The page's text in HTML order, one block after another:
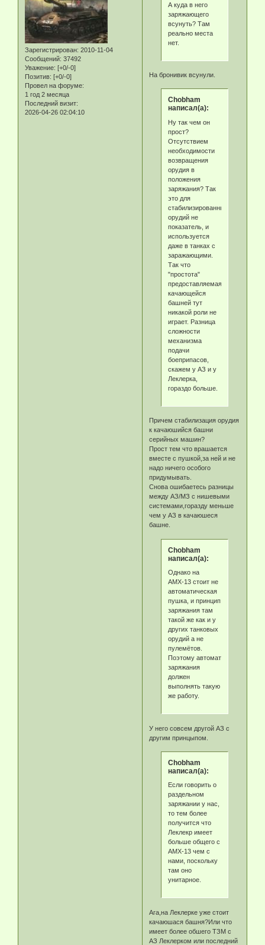
Зарегистрирован: 2010-11-04
Сообщений: 37492
Уважение: [+0/-0]
Позитив: [+0/-0]
Провел на форуме:
1 год 2 месяца
Последний визит:
2026-04-26 02:04:10
А куда в него
заряжающего
всунуть? Там
реально места
нет.
На бронивик всунули.
Chobham
написал(а):
Ну так чем он
прост?
Отсутствием
необходимости
возвращения
орудия в
положения
заряжания? Так
это для
стабилизированных
орудий не
показатель, и
используется
даже в танках с
заражающими.
Так что
"простота"
предоставляемая
качающейся
башней тут
никакой роли не
играет. Разница
сложности
механизма
подачи
боеприпасов,
скажем у АЗ и у
Леклерка,
гораздо больше.
Причем стабилизация орудия
к качаюшийся башни
серийных машин?
Прост тем что врашается
вместе с пушкой,за ней и не
надо ничего особого
придумывать.
Снова ошибаетесь разницы
между АЗ/МЗ с нишевыми
системами,горазду меньше
чем у АЗ в качаюшеся
башне.
Chobham
написал(а):
Однако на
АМХ-13 стоит не
автоматическая
пушка, и принцип
заряжания там
такой же как и у
других танковых
орудий а не
пулемётов.
Поэтому автомат
заряжания
должен
выполнять такую
же работу.
У него совсем другой АЗ с
другим принцыпом.
Chobham
написал(а):
Если говорить о
раздельном
заряжании у нас,
то тем более
получится что
Леклекр имеет
больше общего с
АМХ-13 чем с
нами, поскольку
там оно
унитарное.
Ага,на Леклерке уже стоит
качаюшася башня?Или что
имеет более обшего ТЗМ с
АЗ Леклерком или последний